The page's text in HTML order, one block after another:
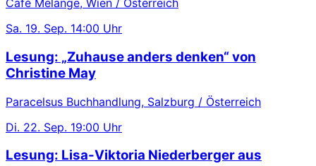
Café Melange, Wien / Österreich
Sa. 19. Sep. 14:00 Uhr
Lesung: „Zuhause anders denken“ von
Christine May
Paracelsus Buchhandlung, Salzburg / Österreich
Di. 22. Sep. 19:00 Uhr
Lesung: Lisa-Viktoria Niederberger aus